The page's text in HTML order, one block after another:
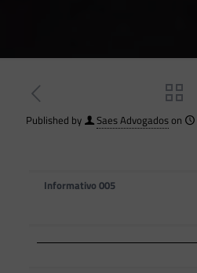
Published by Saes Advogadoson
Informativo